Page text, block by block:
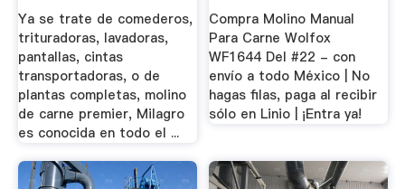
Ya se trate de comederos,
trituradoras, lavadoras,
pantallas, cintas
transportadoras, o de
plantas completas, molino
de carne premier, Milagro
es conocida en todo el ...
Compra Molino Manual
Para Carne Wolfox
WF1644 Del #22 - con
envío a todo México | No
hagas filas, paga al recibir
sólo en Linio | ¡Entra ya!